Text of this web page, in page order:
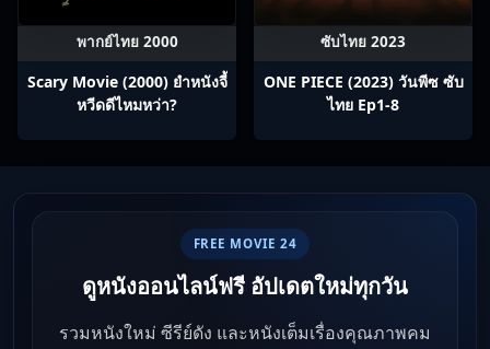
พากย์ไทย 2000
Scary Movie (2000) ยำหนังจี้​
หวีดดีไหมหว่า?
ซับไทย 2023
ONE PIECE (2023) วันพีซ ซับ
ไทย Ep1-8
FREE MOVIE 24
ดูหนังออนไลน์ฟรี อัปเดตใหม่ทุกวัน
รวมหนังใหม่ ซีรีย์ดัง และหนังเต็มเรื่องคุณภาพคม